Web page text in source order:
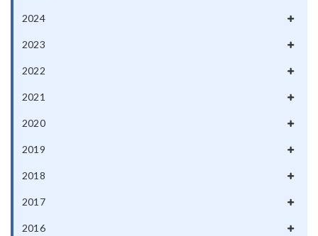
2024
2023
2022
2021
2020
2019
2018
2017
2016